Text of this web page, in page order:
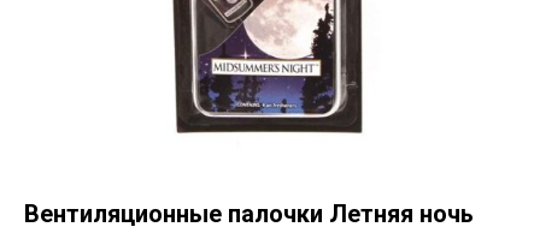
Вентиляционные палочки Летняя ночь